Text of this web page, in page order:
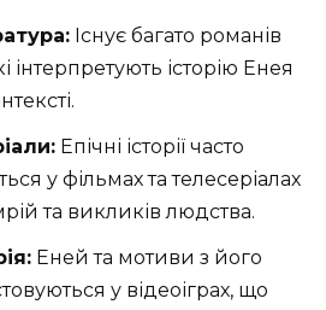
Існує багато романів
інтерпретують історію Енея
Епічні історії часто
у фільмах та телесеріалах
та викликів людства.
Еней та мотиви з його
у відеоіграх, що